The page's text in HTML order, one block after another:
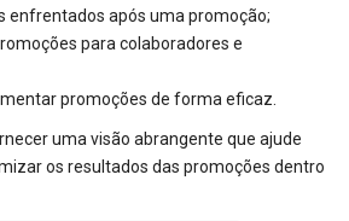
enfrentados após uma promoção;
para colaboradores e
promoções de forma eficaz.
uma visão abrangente que ajude
os resultados das promoções dentro